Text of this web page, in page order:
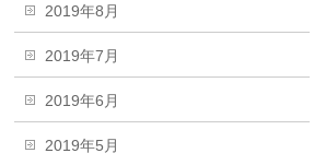
2019年8月
2019年7月
2019年6月
2019年5月